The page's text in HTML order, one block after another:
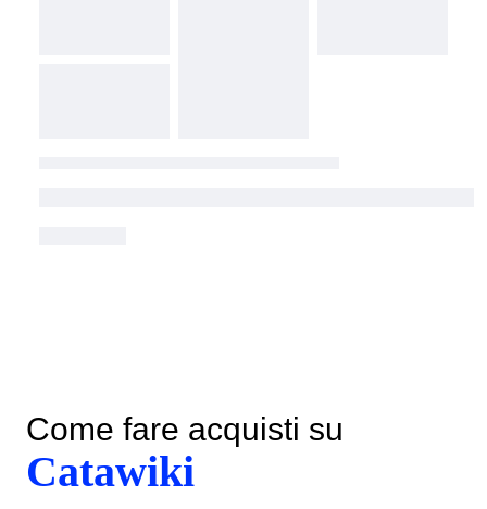
Come fare acquisti su
Catawiki